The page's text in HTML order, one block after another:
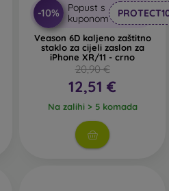
-10%
Popust s
kuponom
Veason 6D kaljeno zaštitno
staklo za cijeli zaslon za
iPhone XR/11 - crno
20,90 €
12,51 €
Na zalihi > 5 komada